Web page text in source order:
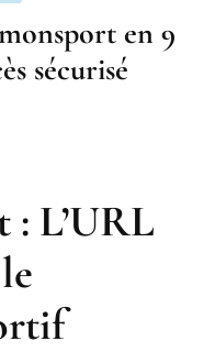
en 9
sécurisé
: L’URL